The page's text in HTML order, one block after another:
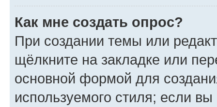
Как мне создать опрос?
При создании темы или
щёлкните на закладке или
основной формой для
используемого стиля; если